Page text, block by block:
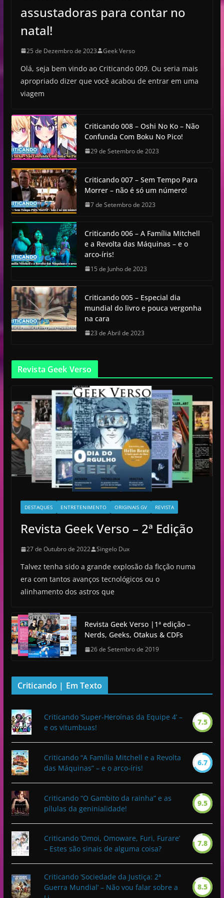
assustadoras para contar no
natal!
25 de Dezembro de 2023 Geek Verso
Olá, seja bem vindo ao Criticando 009. Ou seria mais
apropriado dizer que você acabou de entrar em uma
viagem
Criticando 008 – Oshi No Ko – Não
Confunda Com Boku No Pico!
29 de Setembro de 2023
Criticando 007 – Sem Tempo Para
Morrer – não é só um número!
7 de Setembro de 2023
Criticando 006 – A Família Mitchell
e a Revolta das Máquinas – e o
arco-íris!
15 de Junho de 2023
Criticando 005 – Especial dia
mundial do livro e pouca vergonha
na cara
23 de Abril de 2023
Revista Geek Verso
DESTAQUES ENTRETENIMENTO ORIGINAIS GV REVISTA
Revista Geek Verso – 2ª Edição
27 de Outubro de 2022 Singelo Dux
Talvez tenha sido a grande explosão da ficção numa
era com tantos avanços tecnológicos ou o
alinhamento dos astros que
Revista Geek Verso |1ª edição –
Nerds, Geeks, Otakus & CDFs
26 de Setembro de 2019
Criticando | Em Texto
Criticando ‘Super-Heroínas da Equipe 4’ –
e os vitumbuas!
7.5
Criticando “A Família Mitchell e a Revolta
das Máquinas” – e o arco-íris!
6.7
Criticando “O Gambito da rainha” e as
pílulas da geninialidade!
9.5
Criticando ‘Omoi, Omoware, Furi, Furare’
– Estes são sinais de alguma coisa?
7.8
Criticando ‘Sociedade da Justiça: 2ª
Guerra Mundial’ – Não vou falar sobre a
8.5